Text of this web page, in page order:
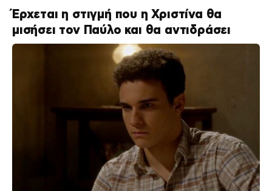
Έρχεται η στιγμή που η Χριστίνα θα
μισήσει τον Παύλο και θα αντιδράσει